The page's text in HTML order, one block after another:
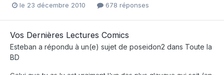
le 23 décembre 2010 678 réponses
Vos Dernières Lectures Comics
Esteban a répondu à un(e) sujet de poseidon2 dans Toute la
BD